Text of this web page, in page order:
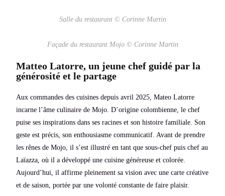
Salle du restaurant © Corinne Martin
Façade du restaurant Mojo © Corinne Martin
Matteo Latorre, un jeune chef guidé par la
générosité et le partage
Aux commandes des cuisines depuis avril 2025, Mateo Latorre
incarne l’âme culinaire de Mojo. D’origine colombienne, le chef
puise ses inspirations dans ses racines et son histoire familiale. Son
geste est précis, son enthousiasme communicatif. Avant de prendre
les rênes de Mojo, il s’est illustré en tant que sous-chef puis chef au
Laïazza, où il a développé une cuisine généreuse et colorée.
Aujourd’hui, il affirme pleinement sa vision avec une carte créative
et de saison, portée par une volonté constante de faire plaisir.